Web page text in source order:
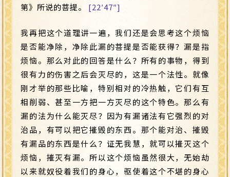
第》所说的菩提。 [22′47″]
我再把这个道理讲一遍，我们还是会思考这个烦恼
是否能净除，净除此漏的菩提是否能获得？漏是指
烦恼。那么对此的回答是什么？所有的事物，得到
很有力的伤害之后会灭尽的，这是一个法性。就像
刚才举的那些比喻，特别相对的冷热触，它们有互
相削弱、甚至一方把一方灭尽的这个特色。那么有
漏的法为什么能灭尽？因为有漏诸法有它强烈的对
治品，有可以把它摧毁的东西。那个能对治、摧毁
有漏品的东西是什么？证无我慧，就可以摧灭这个
烦恼，摧灭有漏。所以这个烦恼虽然很大，无始劫
以来就奴役着我们的身心，驱使着这个不堪的身心